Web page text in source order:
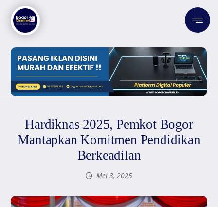
Hardiknas 2025, Pemkot Bogor
Mantapkan Komitmen Pendidikan
Berkeadilan
Mei 3, 2025